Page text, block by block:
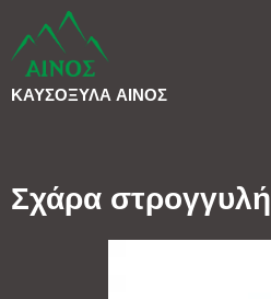
ΚΑΥΣΟΞΥΛΑ ΑΙΝΟΣ
Σχάρα στρογγυλή